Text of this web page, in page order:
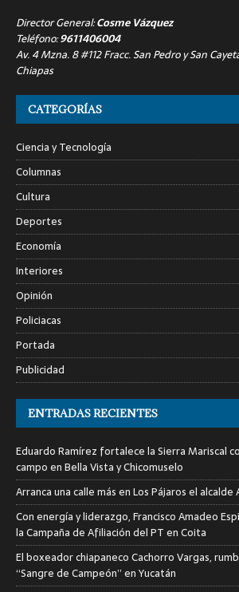
Director General:Cosme Vázquez
Teléfono:9611406004
Av. 4 Mzna. 8 #112 Fracc. San Pedro y San
Chiapas
CATEGORÍAS
Ciencia y Tecnología
Columnas
Cultura
Deportes
Economía
Interiores
Opinión
Policiacas
Portada
Publicidad
ENTRADAS RECIENTES
Eduardo Ramírez fortalece la Sierra Mariscal
campo en Bella Vista y Chicomuselo
Arranca una calle más en Los Pájaros el
Con energía y liderazgo, Francisco Amadeo
la Campaña de Afiliación del PT en Coita
El boxeador chiapaneco Cachorro Vargas,
“Sangre de Campeón” en Yucatán